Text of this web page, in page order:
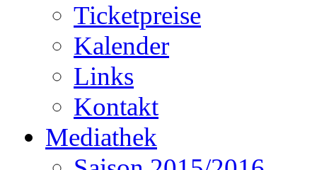
Ticketpreise
Kalender
Links
Kontakt
Mediathek